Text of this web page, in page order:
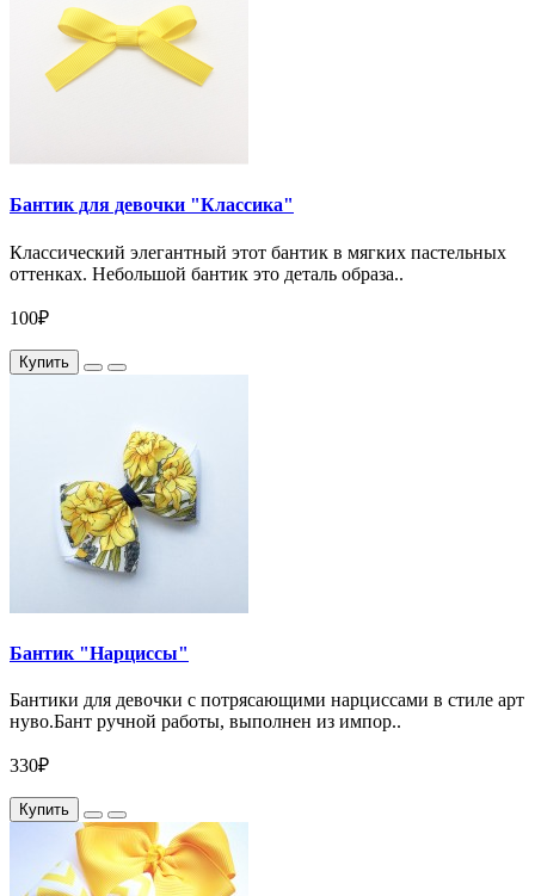
Бантик для девочки "Классика"
Классический элегантный этот бантик в мягких пастельных
оттенках. Небольшой бантик это деталь образа..
100₽
Купить
Бантик "Нарциссы"
Бантики для девочки с потрясающими нарциссами в стиле арт
нуво.Бант ручной работы, выполнен из импор..
330₽
Купить